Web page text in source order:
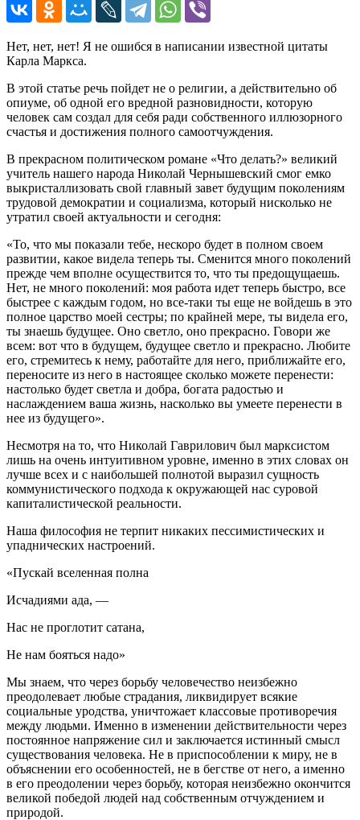
Нет, нет, нет! Я не ошибся в написании известной цитаты
Карла Маркса.
В этой статье речь пойдет не о религии, а действительно об
опиуме, об одной его вредной разновидности, которую
человек сам создал для себя ради собственного иллюзорного
счастья и достижения полного самоотчуждения.
В прекрасном политическом романе «Что делать?» великий
учитель нашего народа Николай Чернышевский смог емко
выкристаллизовать свой главный завет будущим поколениям
трудовой демократии и социализма, который нисколько не
утратил своей актуальности и сегодня:
«To, что мы показали тебе, нескоро будет в полном своем
развитии, какое видела теперь ты. Сменится много поколений
прежде чем вполне осуществится то, что ты предощущаешь.
Нет, не много поколений: моя работа идет теперь быстро, все
быстрее с каждым годом, но все-таки ты еще не войдешь в это
полное царство моей сестры; по крайней мере, ты видела его,
ты знаешь будущее. Оно светло, оно прекрасно. Говори же
всем: вот что в будущем, будущее светло и прекрасно. Любите
его, стремитесь к нему, работайте для него, приближайте его,
переносите из него в настоящее сколько можете перенести:
настолько будет светла и добра, богата радостью и
наслаждением ваша жизнь, насколько вы умеете перенести в
нее из будущего».
Несмотря на то, что Николай Гаврилович был марксистом
лишь на очень интуитивном уровне, именно в этих словах он
лучше всех и с наибольшей полнотой выразил сущность
коммунистического подхода к окружающей нас суровой
капиталистической реальности.
Наша философия не терпит никаких пессимистических и
упаднических настроений.
«Пускай вселенная полна
Исчадиями ада, —
Нас не проглотит сатана,
Не нам бояться надо»
Мы знаем, что через борьбу человечество неизбежно
преодолевает любые страдания, ликвидирует всякие
социальные уродства, уничтожает классовые противоречия
между людьми. Именно в изменении действительности через
постоянное напряжение сил и заключается истинный смысл
существования человека. Не в приспособлении к миру, не в
объяснении его особенностей, не в бегстве от него, а именно
в его преодолении через борьбу, которая неизбежно окончится
великой победой людей над собственным отчуждением и
природой.